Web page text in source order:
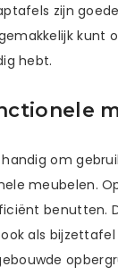
zijn
kunt
hebt.
om
meubelen.
benutten.
als